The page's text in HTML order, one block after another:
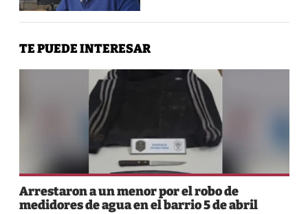
TE PUEDE INTERESAR
Arrestaron a un menor por el robo de
medidores de agua en el barrio 5 de abril